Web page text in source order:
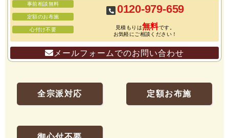
事前相談無料
定額のお布施
心付け不要
0120-979-659
見積もりは無料です。
お気軽にご相談ください！
メールフォームでのお問い合わせ
全宗派対応 定額お布施